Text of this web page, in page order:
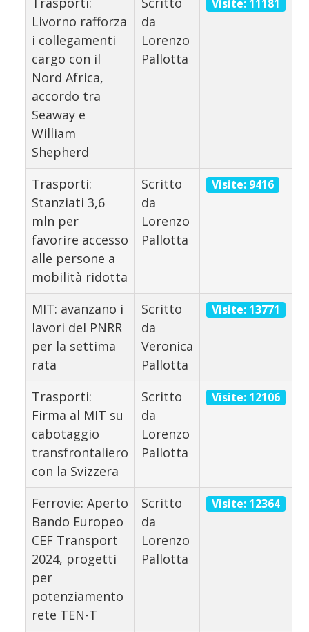
Livorno rafforza
i collegamenti
cargo con il
Nord Africa,
accordo tra
Seaway e
William
Shepherd
da
Lorenzo
Pallotta
Visite: 11181
Trasporti:
Stanziati 3,6
mln per
favorire accesso
alle persone a
mobilità ridotta
Scritto
da
Lorenzo
Pallotta
Visite: 9416
MIT: avanzano i
lavori del PNRR
per la settima
rata
Scritto
da
Veronica
Pallotta
Visite: 13771
Trasporti:
Firma al MIT su
cabotaggio
transfrontaliero
con la Svizzera
Scritto
da
Lorenzo
Pallotta
Visite: 12106
Ferrovie: Aperto
Bando Europeo
CEF Transport
2024, progetti
per
potenziamento
rete TEN-T
Scritto
da
Lorenzo
Pallotta
Visite: 12364